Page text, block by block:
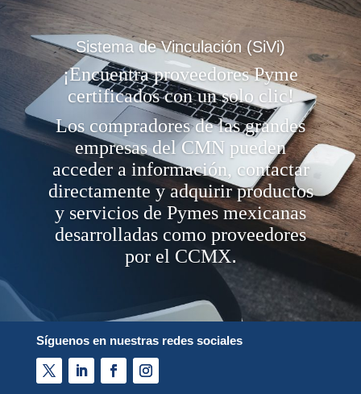
Sistema de Vinculación (SiVi)
¡Encuentra proveedores Pyme
certificados con un solo clic!
Los compradores de las grandes
empresas del CMN pueden
acceder a información, contactar
directamente y adquirir productos
y servicios de Pymes mexicanas
desarrolladas como proveedores
por el CCMX.
Síguenos en nuestras redes sociales